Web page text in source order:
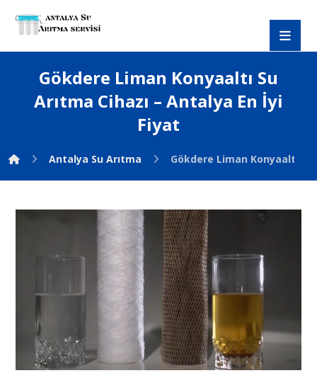
Gökdere Liman Konyaaltı Su
Arıtma Cihazı – Antalya En İyi
Fiyat
Antalya Su Arıtma Gökdere Liman Konyaaltı